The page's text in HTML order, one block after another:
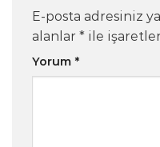
E-posta adresiniz
alanlar * ile
Yorum *